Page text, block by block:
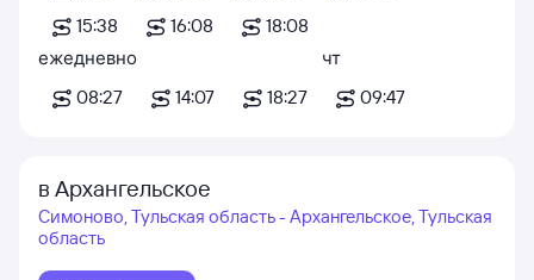
15:38
16:08
18:08
ежедневно
08:27
14:07 18:27
чт
09:47
в Архангельское
Симоново, Тульская область - Архангельское, Тульская
область